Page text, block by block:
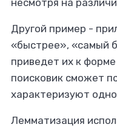
несмотря на
Другой пример -
«быстрее», «самый
приведет их к форме
поисковик сможет
характеризуют
Лемматизация